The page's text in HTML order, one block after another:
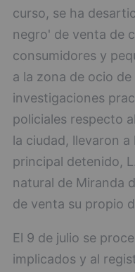
curso, se ha
negro' de venta de
consumidores y
a la zona de ocio de
investigaciones
policiales respecto
la ciudad, llevaron
principal detenido,
natural de Miranda
de venta su propio
El 9 de julio se
implicados y al